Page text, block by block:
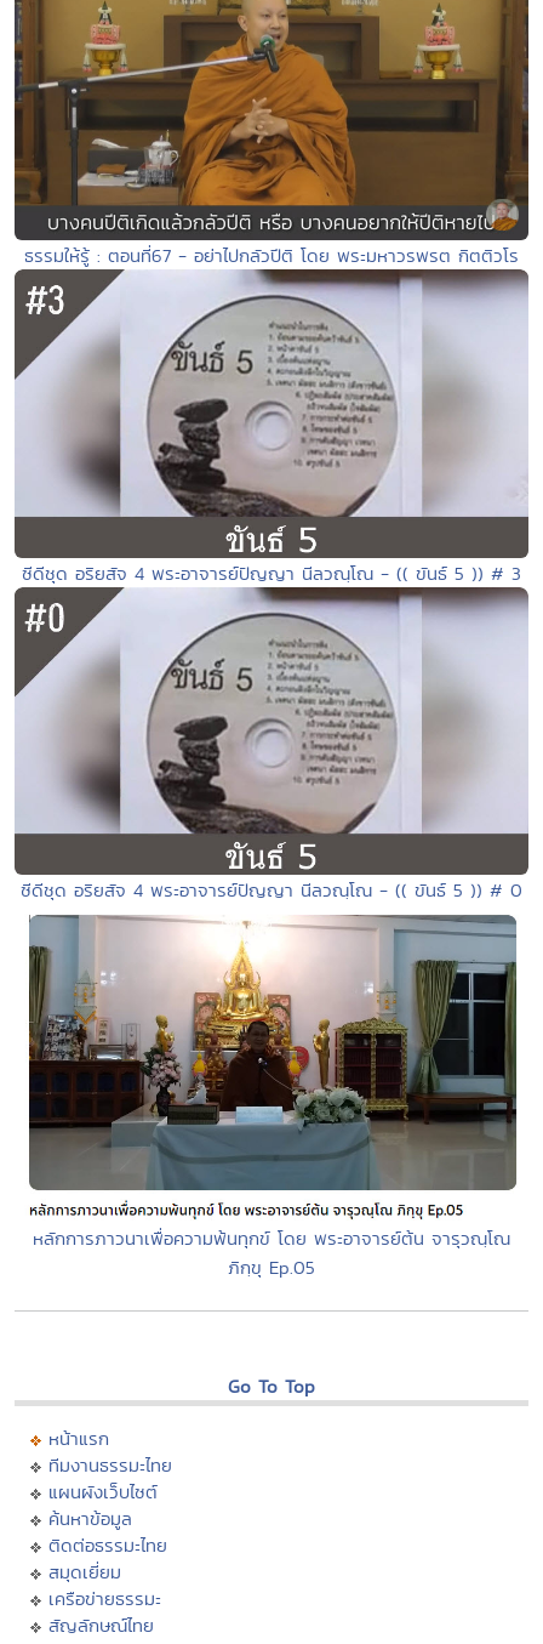
ธรรมให้รู้ : ตอนที่67 - อย่าไปกลัวปีติ โดย พระมหาวรพรต กิตติวโร
ซีดีชุด อริยสัจ 4 พระอาจารย์ปัญญา นีลวณฺโณ - (( ขันธ์ 5 )) # 3
ซีดีชุด อริยสัจ 4 พระอาจารย์ปัญญา นีลวณฺโณ - (( ขันธ์ 5 )) # 0
หลักการภาวนาเพื่อความพ้นทุกข์ โดย พระอาจารย์ต้น จารุวณฺโณ
ภิกฺขุ Ep.05
Go To Top
หน้าแรก
ทีมงานธรรมะไทย
แผนผังเว็บไซต์
ค้นหาข้อมูล
ติดต่อธรรมะไทย
สมุดเยี่ยม
เครือข่ายธรรมะ
สัญลักษณ์ไทย